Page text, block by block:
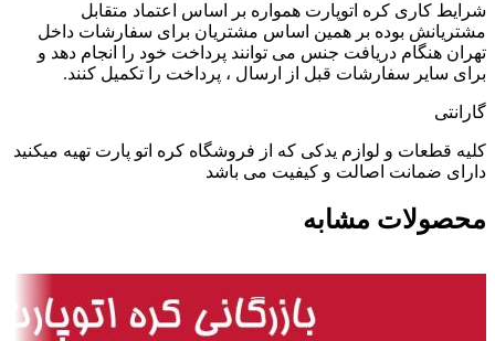
شرایط کاری کره اتوپارت همواره بر اساس اعتماد متقابل
مشتریانش بوده بر همین اساس مشتریان برای سفارشات داخل
تهران هنگام دریافت جنس می توانند پرداخت خود را انجام دهد و
برای سایر سفارشات قبل از ارسال ، پرداخت را تکمیل کنند.
گارانتی
کلیه قطعات و لوازم یدکی که از فروشگاه کره اتو پارت تهیه میکنید
دارای ضمانت اصالت و کیفیت می باشد
محصولات مشابه